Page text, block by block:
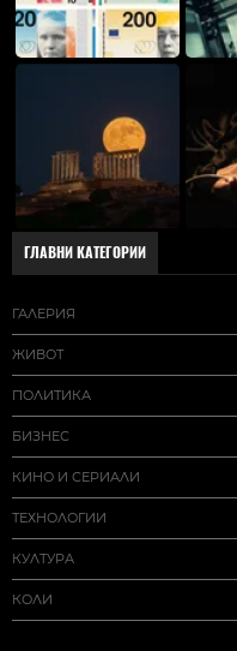
ГЛАВНИ КАТЕГОРИИ
ГАЛЕРИЯ
ЖИВОТ
ПОЛИТИКА
БИЗНЕС
КИНО И СЕРИАЛИ
ТЕХНОЛОГИИ
КУЛТУРА
КОЛИ